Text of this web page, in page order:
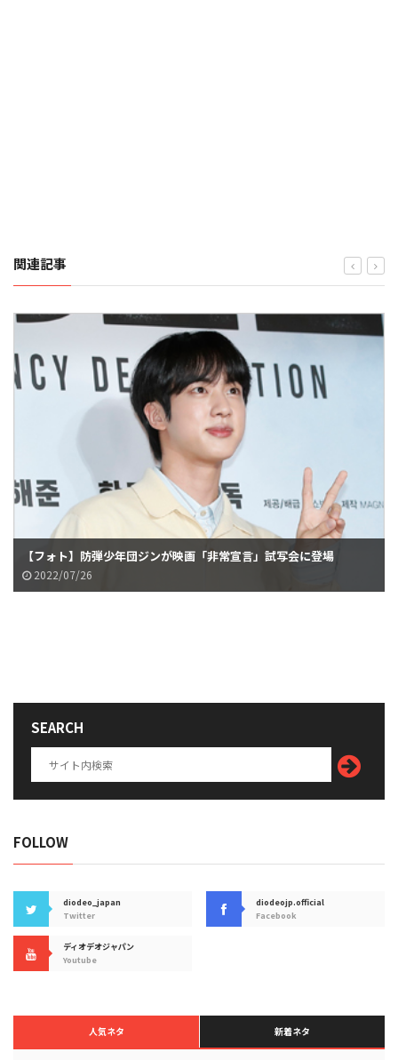
関連記事
【フォト】防弾少年団ジンが映画「非常宣言」試写会に登場
2022/07/26
SEARCH
FOLLOW
diodeo_japan
Twitter
diodeojp.official
Facebook
ディオデオジャパン
Youtube
人気ネタ 新着ネタ